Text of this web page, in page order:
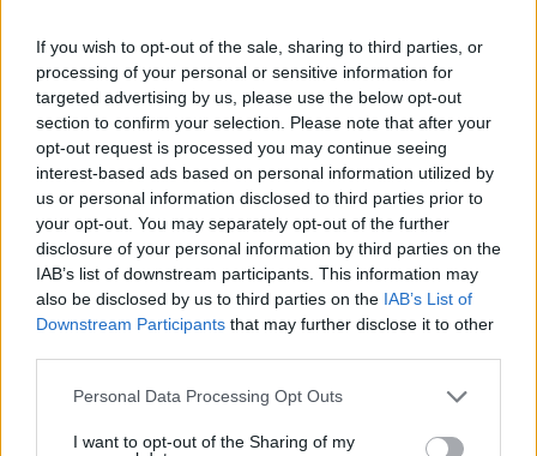
If you wish to opt-out of the sale, sharing to third parties, or
processing of your personal or sensitive information for
targeted advertising by us, please use the below opt-out
section to confirm your selection. Please note that after your
opt-out request is processed you may continue seeing
interest-based ads based on personal information utilized by
us or personal information disclosed to third parties prior to
your opt-out. You may separately opt-out of the further
disclosure of your personal information by third parties on the
IAB’s list of downstream participants. This information may
also be disclosed by us to third parties on the IAB’s List of
Downstream Participants that may further disclose it to other
Please note that this website/app uses one or more Google
not limited to your visit or usage behaviour. You may click to
Personal Data Processing Opt Outs
I want to opt-out of the Sharing of my
«Δεν το πιστεύουμε», λένε οι Αμερικανοί που
υιοθέτησαν τον Αφγανό στη Λέσβο - Η αρχική
εκδοχή για το φονικό στην Κυψέλη και η σιωπή
στην απολογία
07.08.2026, 07:19